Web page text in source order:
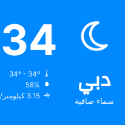
دبي
سماء صافية
34
58%
3.15 كيلومتر/ساعة